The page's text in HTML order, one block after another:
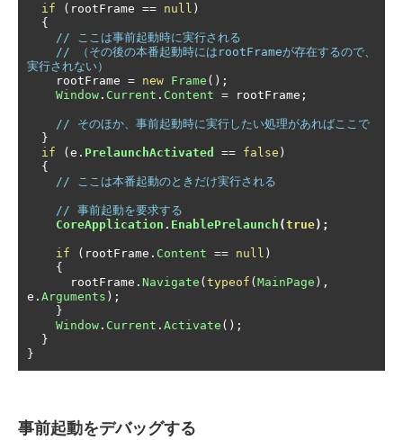
if ( rootFrame == null )
{
// ここは事前起動時に実行される
// （その後の本番起動時にはrootFrameが存在するので、
実行されない）
    rootFrame
= new Frame ();
Window . Current . Content = rootFrame ;
// そのほか、事前起動時に実行したい処理があればここで
}
if
( e . PrelaunchActivated == false )
{
// ここは本番起動のときだけ実行される
// 事前起動を要求する
CoreApplication . EnablePrelaunch (true);
if ( rootFrame . Content == null )
{
      rootFrame
. Navigate ( typeof ( MainPage ),
e . Arguments );
}
Window . Current . Activate ();
}
}
事前起動をデバッグする